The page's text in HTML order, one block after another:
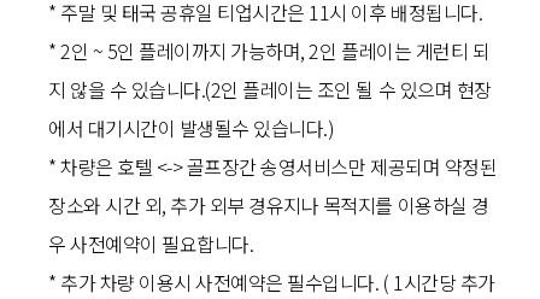
* 주말 및 태국 공휴일 티업시간은 11시 이후 배정됩니다.
* 2인 ~ 5인 플레이까지 가능하며, 2인 플레이는 게런티 되
지 않을 수 있습니다.(2인 플레이는 조인 될 수 있으며 현장
에서 대기시간이 발생될수 있습니다.)
* 차량은 호텔 <-> 골프장간 송영서비스만 제공되며 약정된
장소와 시간 외, 추가 외부 경유지나 목적지를 이용하실 경
우 사전예약이 필요합니다.
* 추가 차량 이용시 사전예약은 필수입니다. ( 1시간당 추가